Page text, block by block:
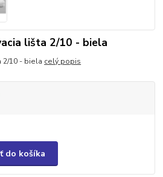
lišta 2/10 - biela
2/10 - biela celý popis
do košíka